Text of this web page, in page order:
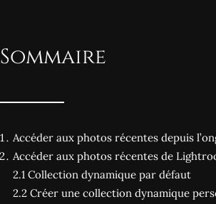
Sommaire
Accéder aux photos récentes depuis
Accéder aux photos récentes de
2.1 Collection dynamique par défaut
2.2 Créer une collection dynamique